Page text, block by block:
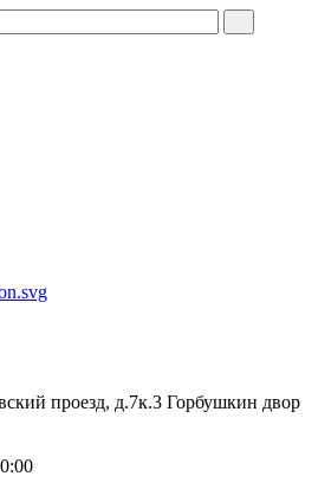
проезд, д.7к.3 Горбушкин двор